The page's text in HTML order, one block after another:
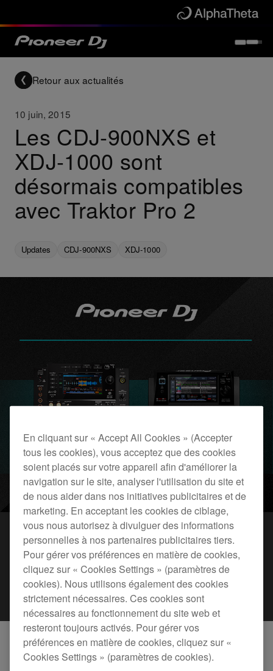
Retour aux actualités
10 juin, 2015
Les CDJ-900NXS et
XDJ-1000 sont
désormais compatibles
avec Traktor Pro 2
Updates CDJ-900NXS XDJ-1000
Les lecteurs CDJ-900NXS et XDJ-1000 de
En cliquant sur « Accept All Cookies » (Accepter
tous les cookies), vous acceptez que des cookies
soient placés sur votre appareil afin d'améliorer la
navigation sur le site, analyser l'utilisation du site et
de nous aider dans nos initiatives publicitaires et de
marketing. En acceptant les cookies de ciblage,
vous nous autorisez à divulguer des informations
personnelles à nos partenaires publicitaires tiers.
Pour gérer vos préférences en matière de cookies,
cliquez sur « Cookies Settings » (paramètres de
cookies). Nous utilisons également des cookies
strictement nécessaires. Ces cookies sont
nécessaires au fonctionnement du site web et
resteront toujours activés. Pour gérer vos
préférences en matière de cookies, cliquez sur «
Cookies Settings » (paramètres de cookies).